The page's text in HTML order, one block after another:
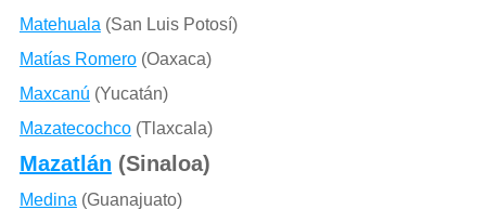
Matehuala (San Luis Potosí)
Matías Romero(Oaxaca)
Maxcanú (Yucatán)
Mazatecochco(Tlaxcala)
Mazatlán (Sinaloa)
Medina (Guanajuato)